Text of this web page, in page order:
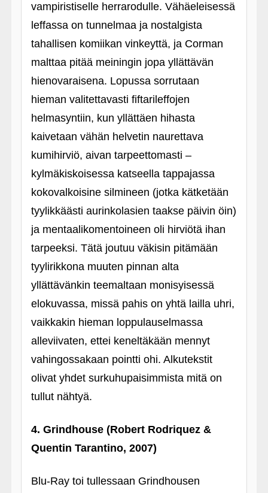
vampiristiselle herrarodulle. Vähäeleisessä
leffassa on tunnelmaa ja nostalgista
tahallisen komiikan vinkeyttä, ja Corman
malttaa pitää meiningin jopa yllättävän
hienovaraisena. Lopussa sorrutaan
hieman valitettavasti fiftarileffojen
helmasyntiin, kun yllättäen hihasta
kaivetaan vähän helvetin naurettava
kumihirviö, aivan tarpeettomasti –
kylmäkiskoisessa katseella tappajassa
kokovalkoisine silmineen (jotka kätketään
tyylikkäästi aurinkolasien taakse päivin öin)
ja mentaalikomentoineen oli hirviötä ihan
tarpeeksi. Tätä joutuu väkisin pitämään
tyylirikkona muuten pinnan alta
yllättävänkin teemaltaan monisyisessä
elokuvassa, missä pahis on yhtä lailla uhri,
vaikkakin hieman loppulauselmassa
alleviivaten, ettei keneltäkään mennyt
vahingossakaan pointti ohi. Alkutekstit
olivat yhdet surkuhupaisimmista mitä on
tullut nähtyä.
4. Grindhouse (Robert Rodriquez &
Quentin Tarantino, 2007)
Blu-Ray toi tullessaan Grindhousen